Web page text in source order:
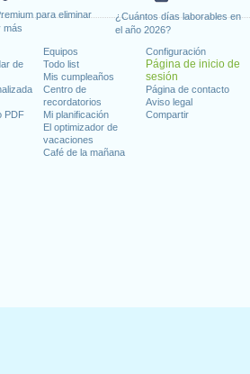
para eliminar
más
¿Cuántos días laborables en
el año 2026?
de
PDF
Equipos
Todo list
Mis cumpleaños
Centro de
recordatorios
Mi planificación
El optimizador de
vacaciones
Café de la mañana
Configuración
Página de inicio de
sesión
Página de contacto
Aviso legal
Compartir